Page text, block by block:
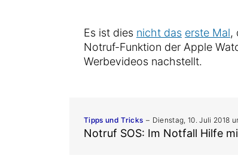
Es ist dies nicht das erste Mal,
Notruf-Funktion der Apple
Werbevideos nachstellt.
Tipps und Tricks Dienstag, 10. Juli 2018
Notruf SOS: Im Notfall Hilfe